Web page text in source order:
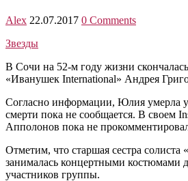
Alex 22.07.2017 0 Comments
Звезды
В Сочи на 52-м году жизни скончалась
«Иванушек International» Андрея
Согласно информации, Юлия умерла
смерти пока не сообщается. В своем
Апполонов пока не
Отметим, что старшая сестра
занималась концертными костюмами
участников группы.